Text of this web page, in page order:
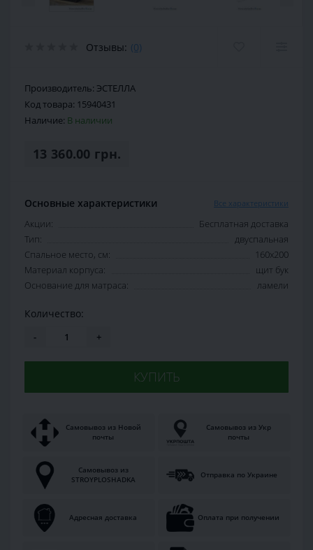
Отзывы: (0)
Производитель: ЭСТЕЛЛА
Код товара: 15940431
Наличие: В наличии
13 360.00 грн.
Основные характеристики Все характеристики
Акции:
Бесплатная доставка
Тип:
двуспальная
Спальное место, см:
160х200
Материал корпуса:
щит бук
Основание для матраса:
ламели
Количество:
- +
КУПИТЬ
Самовывоз из Новой
почты
Самовывоз из Укр
почты
Самовывоз из
STROYPLOSHADKA
Отправка по Украине
Адресная доставка Оплата при получении